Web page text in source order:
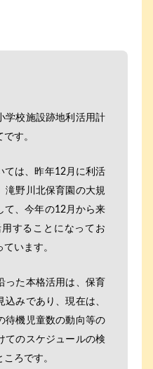
学校施設跡地利活用計
す。
ては、昨年12月に利活
滝野川北保育園の大規
て、今年の12月から来
することになってお
います。
った本格活用は、保育
みであり、現在は、
待機児童数の動向等の
てのスケジュールの検
ろです。